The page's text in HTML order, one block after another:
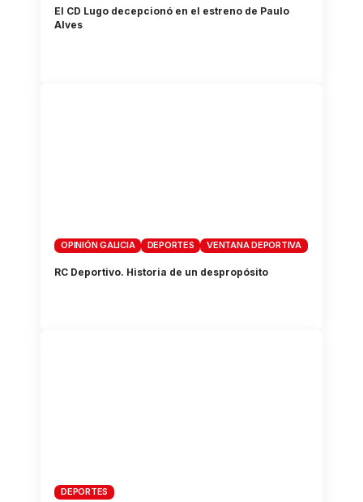
El CD Lugo decepcionó en el estreno de Paulo
Alves
OPINIÓN GALICIA DEPORTES VENTANA DEPORTIVA
RC Deportivo. Historia de un despropósito
DEPORTES